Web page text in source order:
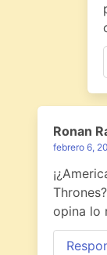
Ronan
febrero 6,
opina lo